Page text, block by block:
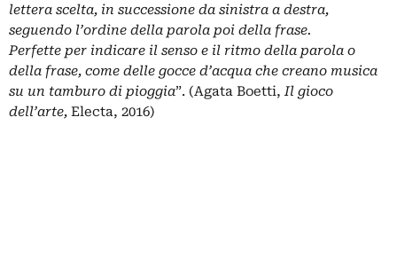
lettera scelta, in successione da sinistra a destra,
seguendo l’ordine della parola poi della frase.
Perfette per indicare il senso e il ritmo della parola o
della frase, come delle gocce d’acqua che creano musica
su un tamburo di pioggia”. (Agata Boetti,Il gioco
dell’arte, Electa, 2016)